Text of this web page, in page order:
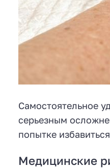
Самостоятельное
серьезным
попытке
Медицинские